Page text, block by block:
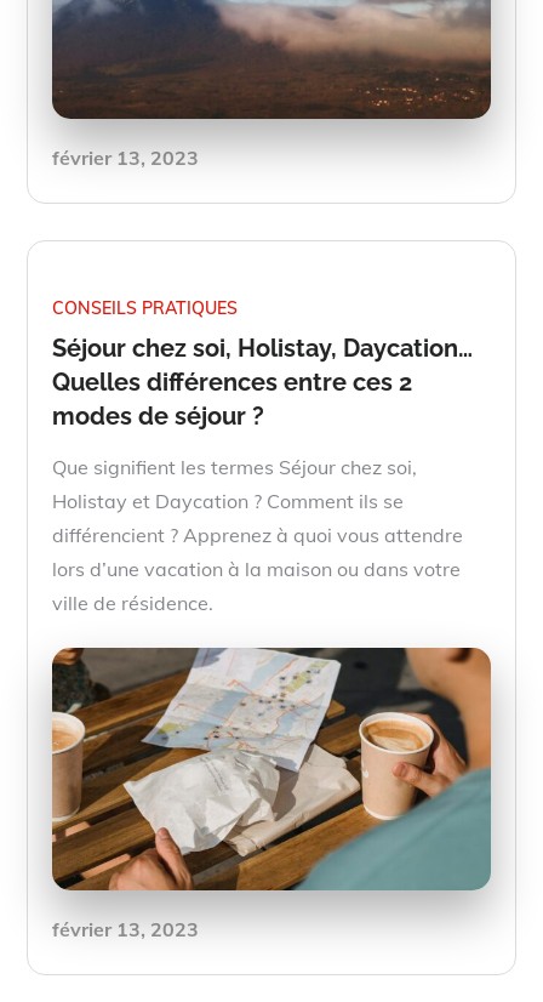
Posted
février 13, 2023
CONSEILS PRATIQUES
Séjour chez soi, Holistay, Daycation…
Quelles différences entre ces 2
modes de séjour ?
Que signifient les termes Séjour chez soi,
Holistay et Daycation ? Comment ils se
différencient ? Apprenez à quoi vous attendre
lors d’une vacation à la maison ou dans votre
ville de résidence.
Posted
février 13, 2023